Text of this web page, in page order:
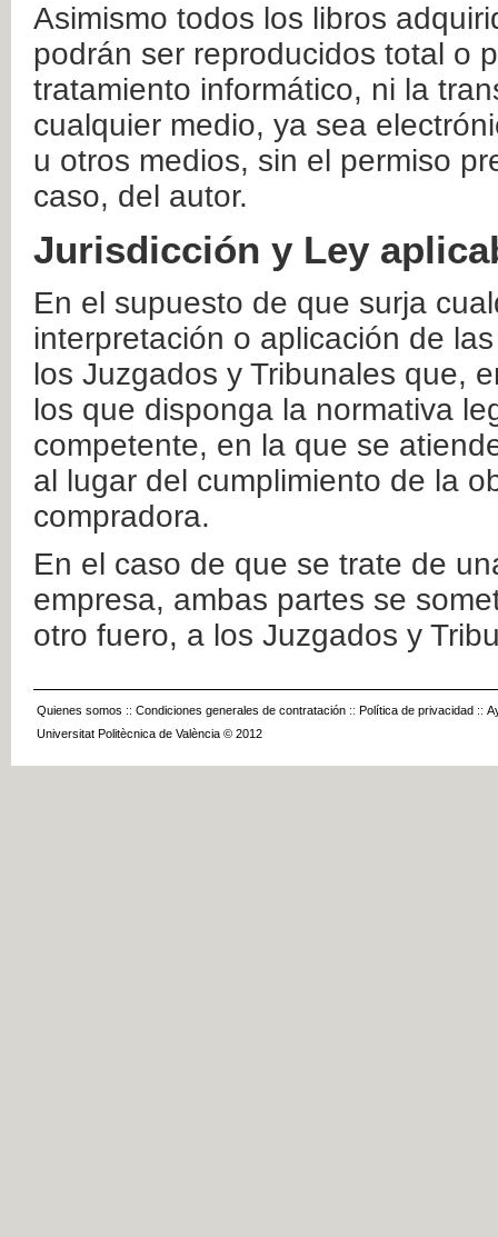
Asimismo todos los libros
podrán ser reproducidos total o
tratamiento informático, ni la
cualquier medio, ya sea
u otros medios, sin el permiso
caso, del autor.
Jurisdicción y Ley
En el supuesto de que surja
interpretación o aplicación de
los Juzgados y Tribunales que,
los que disponga la normativa
competente, en la que se
al lugar del cumplimiento de la
compradora.
En el caso de que se trate de
empresa, ambas partes se
otro fuero, a los Juzgados y
Quienes somos :: Condiciones generales de contratación :: Política de privacidad ::
Universitat Politècnica de València © 2012